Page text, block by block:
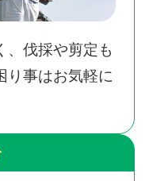
、伐採や剪定も
り事はお気軽に